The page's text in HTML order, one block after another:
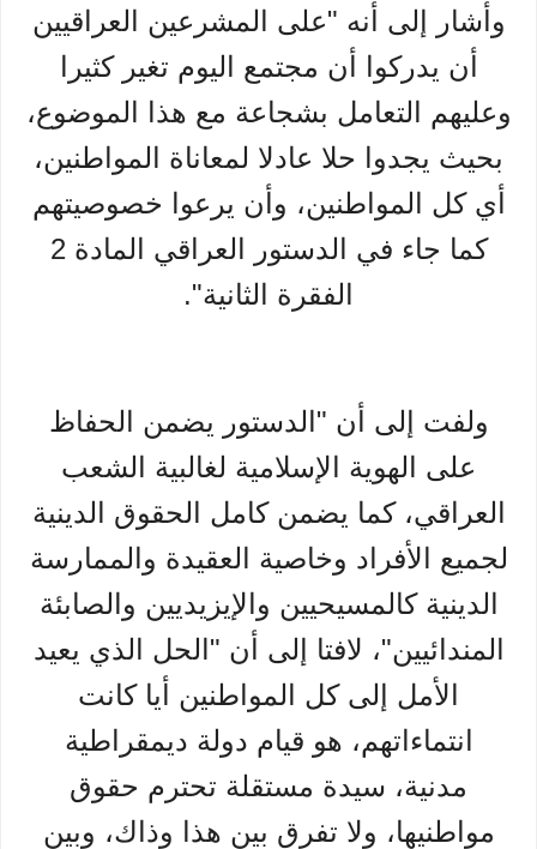
وأشار إلى أنه "على المشرعين العراقيين
أن يدركوا أن مجتمع اليوم تغير كثيرا
وعليهم التعامل بشجاعة مع هذا الموضوع،
بحيث يجدوا حلا عادلا لمعاناة المواطنين،
أي كل المواطنين، وأن يرعوا خصوصيتهم
كما جاء في الدستور العراقي المادة 2
الفقرة الثانية".
ولفت إلى أن "الدستور يضمن الحفاظ
على الهوية الإسلامية لغالبية الشعب
العراقي، كما يضمن كامل الحقوق الدينية
لجميع الأفراد وخاصية العقيدة والممارسة
الدينية كالمسيحيين والإيزيديين والصابئة
المندائيين"، لافتا إلى أن "الحل الذي يعيد
الأمل إلى كل المواطنين أيا كانت
انتماءاتهم، هو قيام دولة ديمقراطية
مدنية، سيدة مستقلة تحترم حقوق
مواطنيها، ولا تفرق بين هذا وذاك، وبين